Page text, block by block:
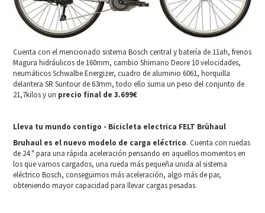
Cuenta con el mencionado sistema Bosch central y batería de 11ah, frenos
Magura hidráulicos de 160mm, cambio Shimano Deore 10 velocidades,
neumáticos Schwalbe Energizer, cuadro de aluminio 6061, horquilla
delantera SR Suntour de 63mm, todo ello suma un peso del conjunto de
21,7kilos y un precio final de 3.699€
Lleva tu mundo contigo - Bicicleta electrica FELT Brühaul
Bruhaul es el nuevo modelo de carga eléctrico. Cuenta con ruedas
de 24 " para una rápida aceleración pensando en aquellos momentos en
los que vamos cargados, una rueda más pequeña unida al sistema
eléctrico Bosch, conseguimos más aceleración, algo más de par,
obteniendo mayor capacidad para llevar cargas pesadas.